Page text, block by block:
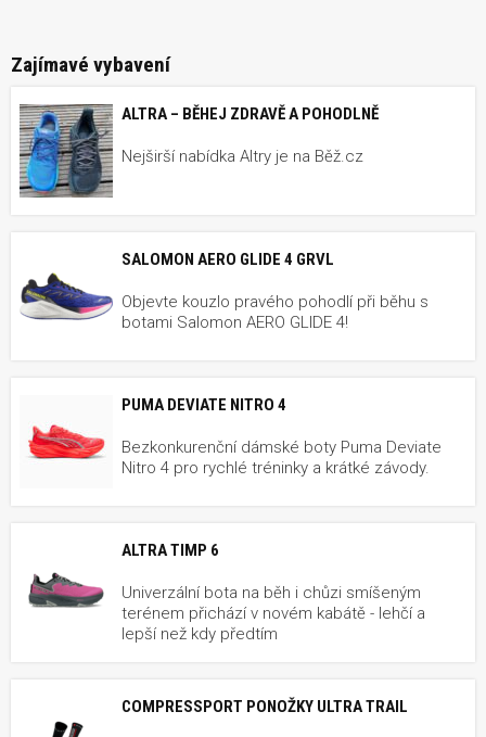
Zajímavé vybavení
ALTRA – BĚHEJ ZDRAVĚ A POHODLNĚ
Nejširší nabídka Altry je na Běž.cz
SALOMON AERO GLIDE 4 GRVL
Objevte kouzlo pravého pohodlí při běhu s
botami Salomon AERO GLIDE 4!
PUMA DEVIATE NITRO 4
Bezkonkurenční dámské boty Puma Deviate
Nitro 4 pro rychlé tréninky a krátké závody.
ALTRA TIMP 6
Univerzální bota na běh i chůzi smíšeným
terénem přichází v novém kabátě - lehčí a
lepší než kdy předtím
COMPRESSPORT PONOŽKY ULTRA TRAIL